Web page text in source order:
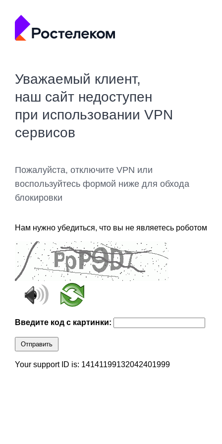
Уважаемый клиент,
наш сайт недоступен
при использовании VPN
сервисов
Пожалуйста, отключите VPN или
воспользуйтесь формой ниже для обхода
блокировки
Нам нужно убедиться, что вы не являетесь роботом
Введите код с картинки:
Отправить
Your support ID is: 14141199132042401999